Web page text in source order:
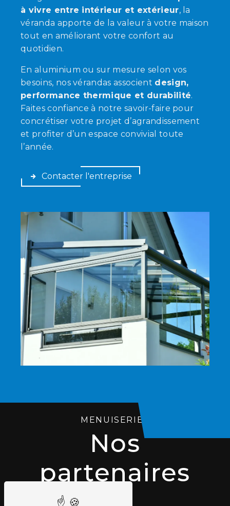
à vivre entre intérieur et extérieur, la
véranda apporte de la valeur à votre maison
tout en améliorant votre confort au
quotidien.
En aluminium ou sur mesure selon vos
besoins, nos vérandas associent design,
performance thermique et durabilité.
Faites confiance à notre savoir-faire pour
concrétiser votre projet d’agrandissement
et profiter d’un espace convivial toute
l’année.
Contacter l'entreprise
MENUISERIES
Nos
partenaires